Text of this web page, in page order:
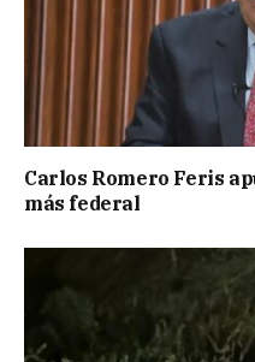
Carlos Romero Feris
más federal